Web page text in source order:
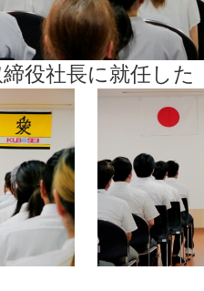
締役社長に就任し